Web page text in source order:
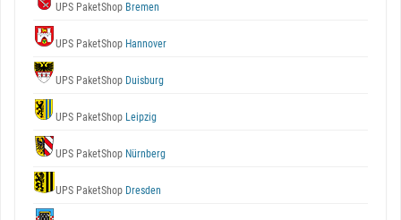
UPS PaketShop Bremen
UPS PaketShop Hannover
UPS PaketShop Duisburg
UPS PaketShop Leipzig
UPS PaketShop Nürnberg
UPS PaketShop Dresden